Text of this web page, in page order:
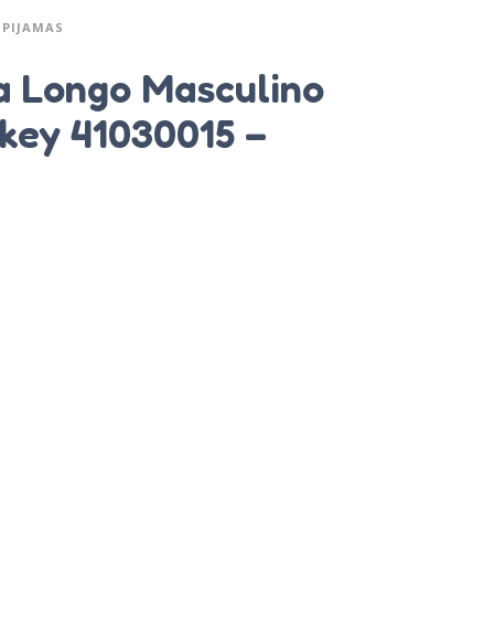
PIJAMAS
Longo Masculino
41030015 –